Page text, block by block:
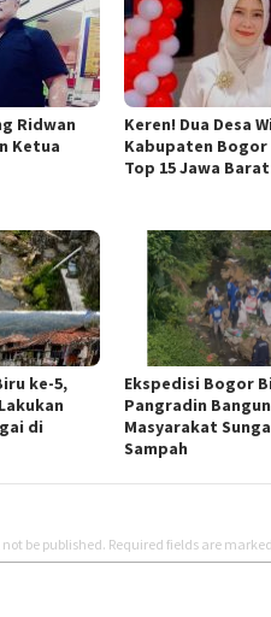
Ridwan
Ketua
Keren! Dua Desa
Kabupaten Bogor
Top 15 Jawa Barat
ke-5,
di
Ekspedisi Bogor
Pangradin
Masyarakat
Sampah
be published. Required fields are marked